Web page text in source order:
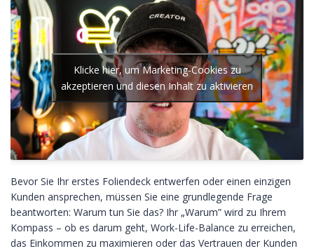
Klicke hier, um Marketing-Cookies zu
akzeptieren und diesen Inhalt zu aktivieren
Bevor Sie Ihr erstes Foliendeck entwerfen oder einen einzigen
Kunden ansprechen, müssen Sie eine grundlegende Frage
beantworten: Warum tun Sie das? Ihr „Warum” wird zu Ihrem
Kompass – ob es darum geht, Work-Life-Balance zu erreichen,
das Einkommen zu maximieren oder das Vertrauen der Kunden